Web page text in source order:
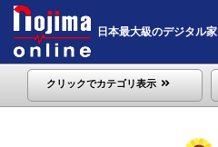
日本最大級のデジタル
クリックでカテゴリ表示